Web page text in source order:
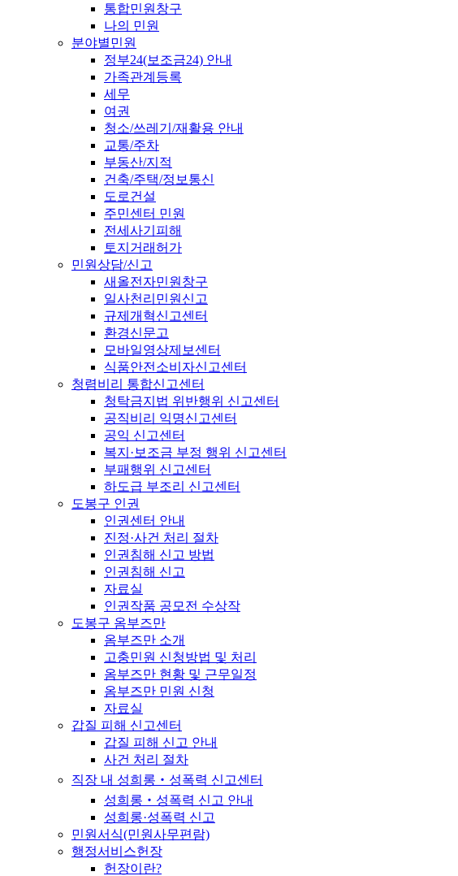
통합민원창구
나의 민원
분야별민원
정부24(보조금24) 안내
가족관계등록
세무
여권
청소/쓰레기/재활용 안내
교통/주차
부동산/지적
건축/주택/정보통신
도로건설
주민센터 민원
전세사기피해
토지거래허가
민원상담/신고
새올전자민원창구
일사천리민원신고
규제개혁신고센터
환경신문고
모바일영상제보센터
식품안전소비자신고센터
청렴비리 통합신고센터
청탁금지법 위반행위 신고센터
공직비리 익명신고센터
공익 신고센터
복지·보조금 부정 행위 신고센터
부패행위 신고센터
하도급 부조리 신고센터
도봉구 인권
인권센터 안내
진정·사건 처리 절차
인권침해 신고 방법
인권침해 신고
자료실
인권작품 공모전 수상작
도봉구 옴부즈만
옴부즈만 소개
고충민원 신청방법 및 처리
옴부즈만 현황 및 근무일정
옴부즈만 민원 신청
자료실
갑질 피해 신고센터
갑질 피해 신고 안내
사건 처리 절차
직장 내 성희롱‧성폭력 신고센터
성희롱‧성폭력 신고 안내
성희롱·성폭력 신고
민원서식(민원사무편람)
행정서비스헌장
헌장이란?